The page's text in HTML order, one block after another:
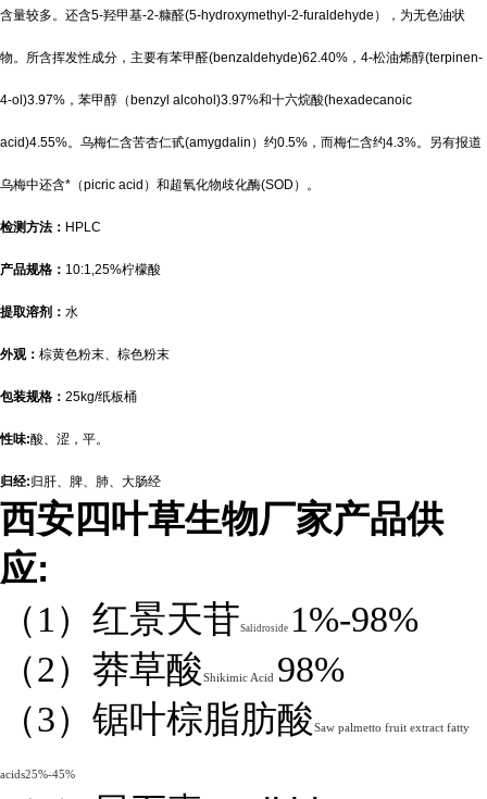
含量较多。还含5-羟甲基-2-糠醛(5-hydroxymethyl-2-furaldehyde），为无色油状
物。所含挥发性成分，主要有苯甲醛(benzaldehyde)62.40%，4-松油烯醇(terpinen-
4-ol)3.97%，苯甲醇（benzyl alcohol)3.97%和十六烷酸(hexadecanoic
acid)4.55%。乌梅仁含苦杏仁甙(amygdalin）约0.5%，而梅仁含约4.3%。另有报道
乌梅中还含*（picric acid）和超氧化物歧化酶(SOD）。
检测方法： HPLC
产品规格： 10:1,25%柠檬酸
提取溶剂： 水
外观： 棕黄色粉末、棕色粉末
包装规格： 25kg/纸板桶
性味:酸、涩，平。
归经:归肝、脾、肺、大肠经
西安四叶草生物厂家产品供
应:
（1）红景天苷Salidroside 1%-98%
（2）莽草酸Shikimic Acid 98%
（3）锯叶棕脂肪酸Saw palmetto fruit extract fatty
acids25%-45%